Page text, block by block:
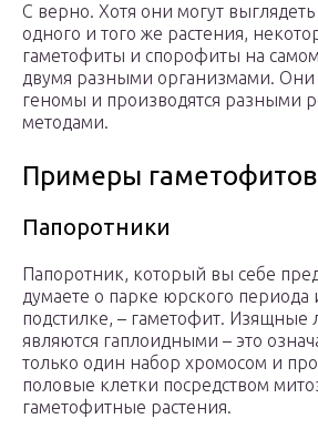
С верно. Хотя они могут
одного и того же растения,
гаметофиты и спорофиты на
двумя разными организмами.
геномы и производятся разными
методами.
Примеры гаметофитов
Папоротники
Папоротник, который вы себе
думаете о парке юрского периода
подстилке, – гаметофит. Изящные
являются гаплоидными – это
только один набор хромосом и
половые клетки посредством
гаметофитные растения.